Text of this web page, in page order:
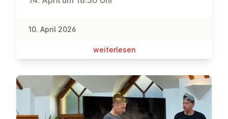
10. April 2026
wei­ter­le­sen